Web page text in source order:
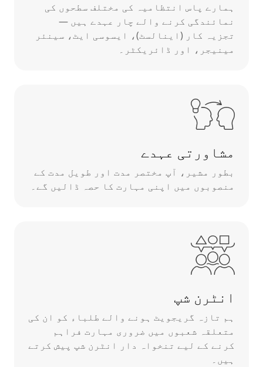
ہمارے پاس انتظامیہ کی مختلف سطحوں کی
نمائندگی کرنے والے چار عہدے ہیں —
تجزیہ کار (اینالسٹ)، ایسوسی ایٹ، سینئر
مینیجر، اور ڈائریکٹر۔
مشاورتی عہدے
بطور مشیر، آپ مختصر مدت اور طویل مدت کے
منصوبوں میں اپنی مہارت کا حصہ ڈالیں گے۔
انٹرن شپ
ہم تازہ گریجویٹ ہونے والے طلباء کو ان کی
متعلقہ شعبوں میں ضروری مہارت فراہم
کرنے کے لیے تنخواہ دار انٹرن شپ پیش کرتے
ہیں۔